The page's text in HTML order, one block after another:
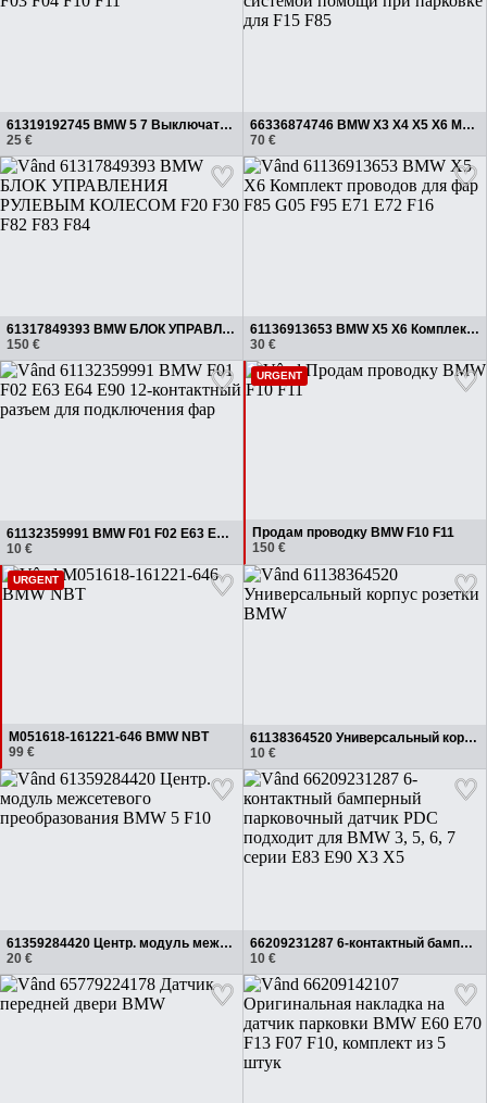
61319192745 BMW 5 7 Выключатель света 7 F01 F02 F03 F04 F10 F11
25 €
66336874746 BMW X3 X4 X5 X6 Модуль управления системой помощи при парковке для F15 F85
70 €
61317849393 BMW БЛОК УПРАВЛЕНИЯ РУЛЕВЫМ КОЛЕСОМ F20 F30 F82 F83 F84
150 €
61136913653 BMW X5 X6 Комплект проводов для фар F85 G05 F95 E71 E72 F16
30 €
61132359991 BMW F01 F02 E63 E64 E90 12-контактный разъем для подключения фар
10 €
URGENT
Продам проводку BMW F10 F11
150 €
URGENT
M051618-161221-646 BMW NBT
99 €
61138364520 Универсальный корпус розетки BMW
10 €
61359284420 Центр. модуль межсетевого преобразования BMW 5 F10
20 €
66209231287 6-контактный бамперный парковочный датчик PDC подходит для BMW 3, 5, 6, 7 серии E83 E90 X3 X5
10 €